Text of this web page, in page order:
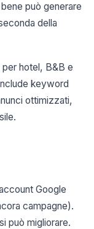
può generare
della
hotel, B&B e
keyword
ottimizzati,
Google
campagne).
può migliorare.